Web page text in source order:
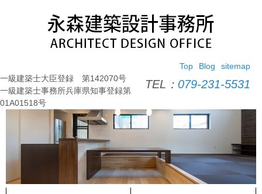
ス
キ
ッ
sitemap
Blog
Top
TEL： 079-231-5531
一級建築士大臣登録 第142070号
一級建築士事務所兵庫県知事登録第
01A01518号